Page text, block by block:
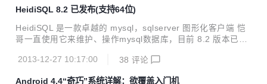
n?/$id?(.$format)?"{
HeidiSQL 8.2 已发布(支持64位)
HeidiSQL 是一款卓越的 mysql，sqlserver 图形化客户端 恺
哥一直使用它来维护、操作mysql数据库，目前 8.2 版本已经
bit version allows HeidiSQL to use much more of your me
2013-12-27 10:17:00 38 评论
Android 4.4“奇巧”系统详解：欲覆盖入门机